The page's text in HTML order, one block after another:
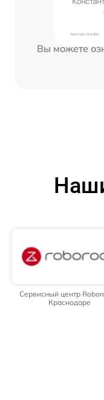
Вы можете
Сервисный центр
Краснодаре